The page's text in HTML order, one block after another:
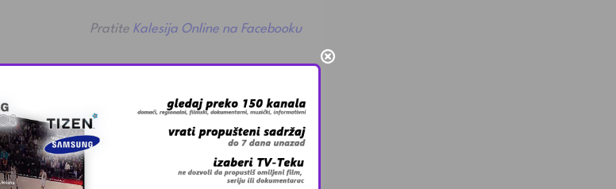
Pratite Kalesija Online na Facebooku